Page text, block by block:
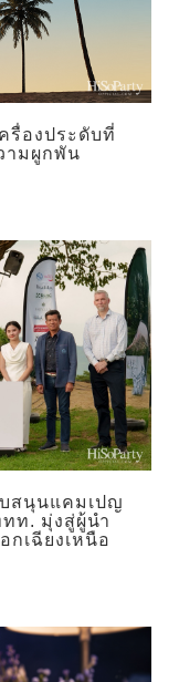
รื่องประดับที่
ามผูกพัน
บสนุนแคมเปญ
ทท. มุ่งสู่ผู้นำ
กเฉียงเหนือ